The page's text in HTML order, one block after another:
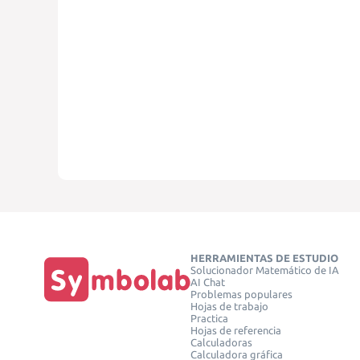
HERRAMIENTAS DE ESTUDIO
Solucionador Matemático de IA
AI Chat
Problemas populares
Hojas de trabajo
Practica
Hojas de referencia
Calculadoras
Calculadora gráfica